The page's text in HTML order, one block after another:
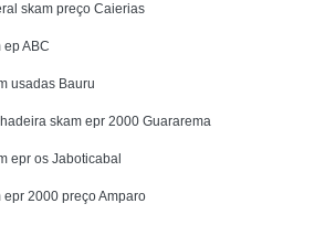
skam preço Caierias
ABC
usadas Bauru
skam epr 2000 Guararema
epr os Jaboticabal
2000 preço Amparo